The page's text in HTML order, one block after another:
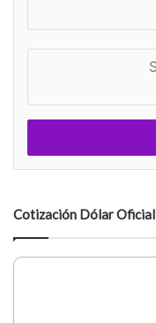
e
n
a
i
o
Cotización Dólar Oficial